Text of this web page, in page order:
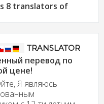
8 translators of
TRANSLATOR
перевод по
цене!
Я являюсь